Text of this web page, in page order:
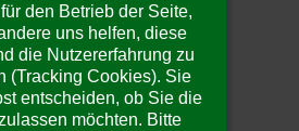
den Betrieb der Seite,
uns helfen, diese
die Nutzererfahrung zu
(Tracking Cookies). Sie
entscheiden, ob Sie die
möchten. Bitte